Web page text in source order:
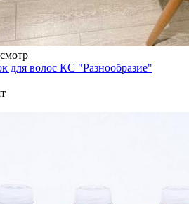
для волос КС "Разнообразие"